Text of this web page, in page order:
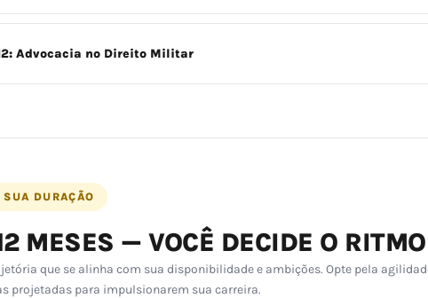
Advocacia no Direito Militar
SUA DURAÇÃO
MESES — VOCÊ DECIDE O RITMO
que se alinha com sua disponibilidade e ambições. Opte pela
projetadas para impulsionarem sua carreira.